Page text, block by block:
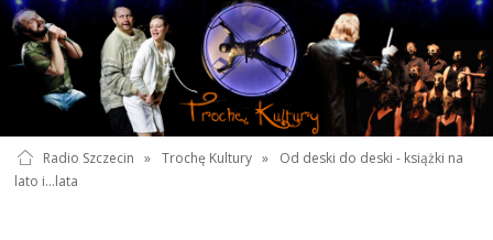
Radio Szczecin » Trochę Kultury »
Od deski do deski - książki na
lato i...lata